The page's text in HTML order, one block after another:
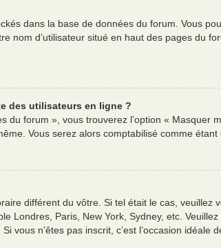
dans la base de données du forum. Vous
nom d’utilisateur situé en haut des pages du
des utilisateurs en ligne ?
du forum », vous trouverez l’option «
Vous serez alors comptabilisé comme étant
différent du vôtre. Si tel était le cas,
Londres, Paris, New York, Sydney, etc.
vous n’êtes pas inscrit, c’est l’occasion idéale